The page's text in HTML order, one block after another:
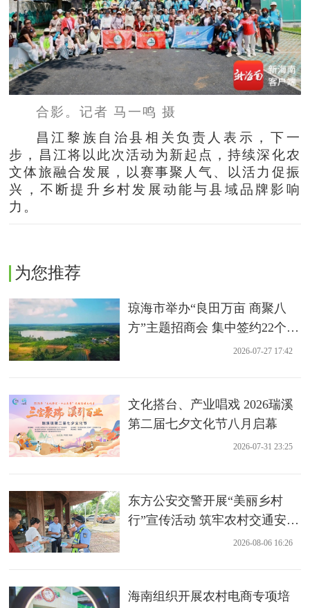
合影。记者 马一鸣 摄
昌江黎族自治县相关负责人表示，下一
步，昌江将以此次活动为新起点，持续深化农
文体旅融合发展，以赛事聚人气、以活力促振
兴，不断提升乡村发展动能与县域品牌影响
力。
为您推荐
琼海市举办“良田万亩 商聚八
方”主题招商会 集中签约22个农
2026-07-27 17:42
文化搭台、产业唱戏 2026瑞溪
第二届七夕文化节八月启幕
2026-07-31 23:25
东方公安交警开展“美丽乡村
行”宣传活动 筑牢农村交通安全
2026-08-06 16:26
海南组织开展农村电商专项培